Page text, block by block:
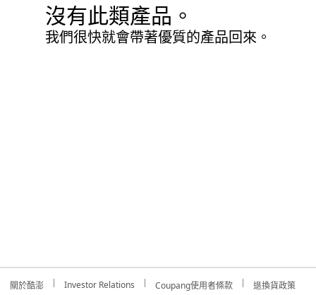
沒有此類產品。
我們很快就會帶著優質的產品回來。
關於酷澎 Investor Relations Coupang使用者條款
退換貨政策